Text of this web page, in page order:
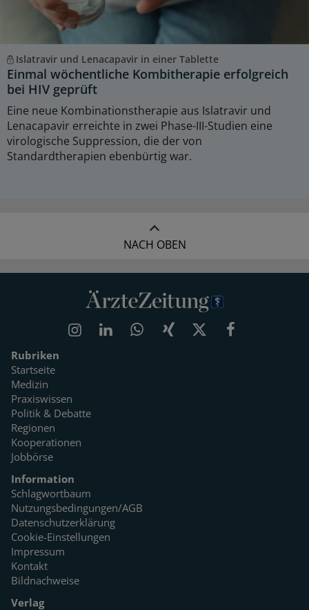
Islatravir und Lenacapavir in einer Tablette
Einmal wöchentliche Kombitherapie erfolgreich
bei HIV geprüft
Eine neue Kombinationstherapie aus Islatravir und
Lenacapavir erreichte in zwei Phase-III-Studien eine
virologische Suppression, die der von
Standardtherapien ebenbürtig war.
NACH OBEN
Rubriken
Startseite
Medizin
Praxiswissen
Politik & Debatte
Regionen
Kooperationen
Jobbörse
Information
Schlagwortbaum
Nutzungsbedingungen/AGB
Datenschutzerklärung
Cookie-Einstellungen
Impressum
Kontakt
Bildnachweise
Verlag